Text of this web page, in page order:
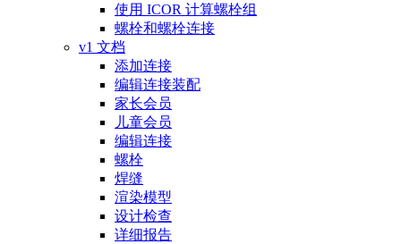
使用 ICOR 计算螺栓组
螺栓和螺栓连接
v1 文档
添加连接
编辑连接装配
家长会员
儿童会员
编辑连接
螺栓
焊缝
渲染模型
设计检查
详细报告